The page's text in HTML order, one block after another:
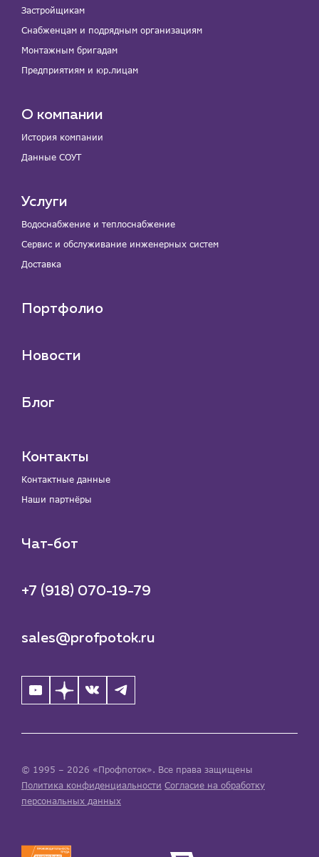
Застройщикам
Снабженцам и подрядным организациям
Монтажным бригадам
Предприятиям и юр.лицам
О компании
История компании
Данные СОУТ
Услуги
Водоснабжение и теплоснабжение
Сервис и обслуживание инженерных систем
Доставка
Портфолио
Новости
Блог
Контакты
Контактные данные
Наши партнёры
Чат-бот
+7 (918) 070-19-79
sales@profpotok.ru
© 1995 – 2026 «Профпоток». Все права защищены
Политика конфиденциальности Согласие на обработку
персональных данных